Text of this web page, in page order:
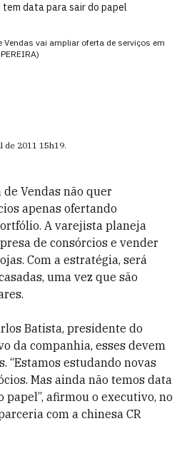
data para sair do papel
vai ampliar oferta de serviços em
de 2011 15h19.
de Vendas não quer
apenas ofertando
A varejista planeja
de consórcios e vender
Com a estratégia, será
uma vez que são
Batista, presidente do
da companhia, esses devem
“Estamos estudando novas
Mas ainda não temos data
papel”, afirmou o executivo, no
com a chinesa CR